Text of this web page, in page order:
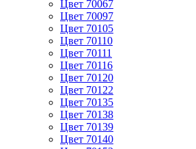
Цвет 70067
Цвет 70097
Цвет 70105
Цвет 70110
Цвет 70111
Цвет 70116
Цвет 70120
Цвет 70122
Цвет 70135
Цвет 70138
Цвет 70139
Цвет 70140